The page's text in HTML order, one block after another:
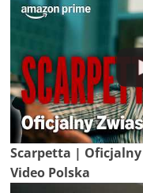
Scarpetta |
Video Polska